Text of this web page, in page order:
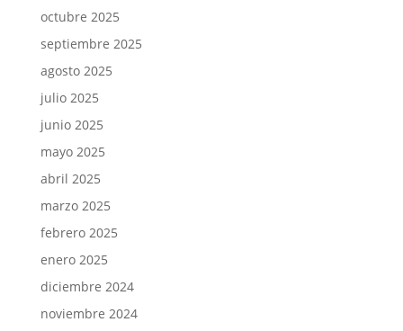
octubre 2025
septiembre 2025
agosto 2025
julio 2025
junio 2025
mayo 2025
abril 2025
marzo 2025
febrero 2025
enero 2025
diciembre 2024
noviembre 2024